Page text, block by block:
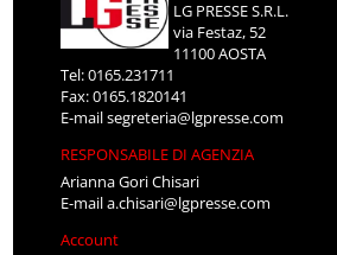
LG PRESSE S.R.L.
via Festaz, 52
11100 AOSTA
Tel: 0165.231711
Fax: 0165.1820141
E-mailsegreteria@lgpresse.com
RESPONSABILE DI AGENZIA
Arianna Gori Chisari
E-maila.chisari@lgpresse.com
Account